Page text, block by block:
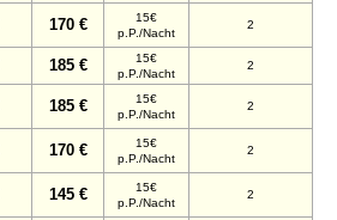
170 €
15€
p.P./Nacht
2
185 €
15€
p.P./Nacht
2
185 €
15€
p.P./Nacht
2
170 €
15€
p.P./Nacht
2
145 €
15€
p.P./Nacht
2